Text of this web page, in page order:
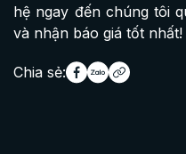
hệ ngay đến chúng tôi
và nhận báo giá tốt nhất!
Chia sẻ: